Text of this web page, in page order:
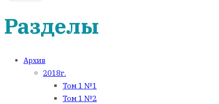
Разделы
Архив
2018г.
Том 1 №1
Том 1 №2